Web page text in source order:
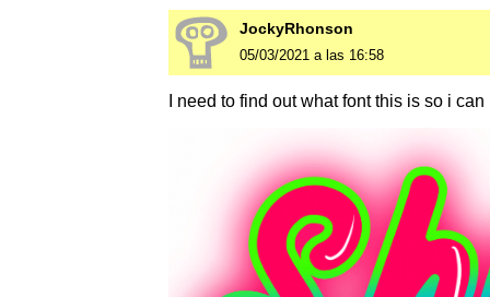
JockyRhonson
05/03/2021 a las 16:58
I need to find out what font this is so i